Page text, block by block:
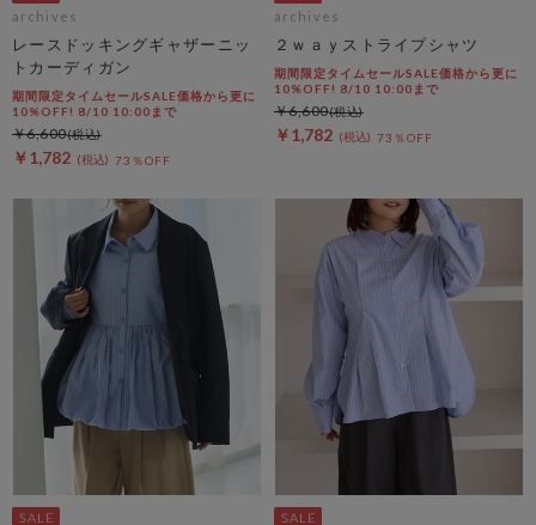
archives
レースドッキングギャザーニッ
トカーディガン
期間限定タイムセールSALE価格から更に
10%OFF! 8/10 10:00まで
￥1,782 73％OFF
￥6,600
archives
２ｗａｙストライプシャツ
期間限定タイムセールSALE価格から更に
10%OFF! 8/10 10:00まで
￥1,782 73％OFF
￥6,600